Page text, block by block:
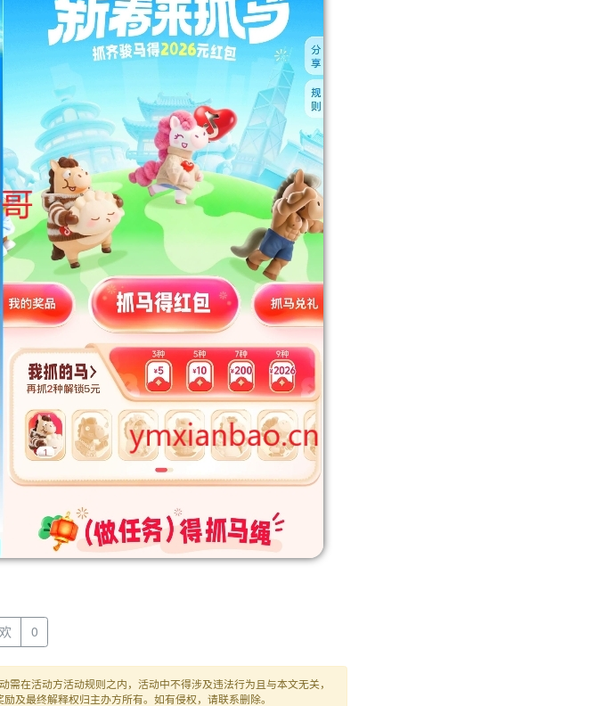
0
在活动方活动规则之内，活动中不得涉及违法行为且与本文无关，
及最终解释权归主办方所有。如有侵权，请联系删除。